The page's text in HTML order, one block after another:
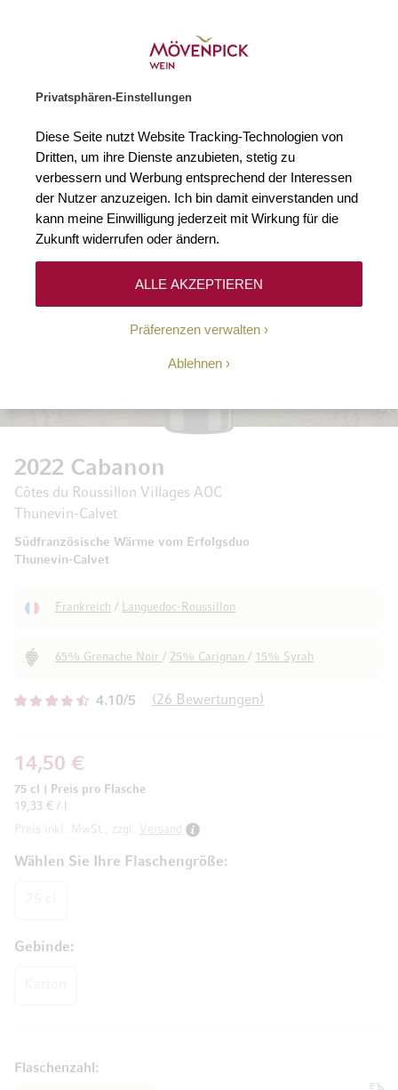
Privatsphären-Einstellungen
Diese Seite nutzt Website Tracking-Technologien von
Dritten, um ihre Dienste anzubieten, stetig zu
verbessern und Werbung entsprechend der Interessen
der Nutzer anzuzeigen. Ich bin damit einverstanden und
kann meine Einwilligung jederzeit mit Wirkung für die
Zukunft widerrufen oder ändern.
Präferenzen verwalten
Ablehnen
ALLE AKZEPTIEREN
4.10/5 26 Bewertungen
2022 Cabanon
Côtes du Roussillon Villages AOC
Thunevin-Calvet
Südfranzösische Wärme vom Erfolgsduo
Thunevin-Calvet
Frankreich / Languedoc-Roussillon
65% Grenache Noir / 25% Carignan / 15% Syrah
Wählen Sie Ihre Flaschengröße
Gebinde
14,50 €
75 cl
Preis pro Flasche
19,33 € / l
Preis inkl. MwSt., zzgl.
Versand
Flaschenzahl
Zum Ende der Bildgalerie springen
Zum Anfang der